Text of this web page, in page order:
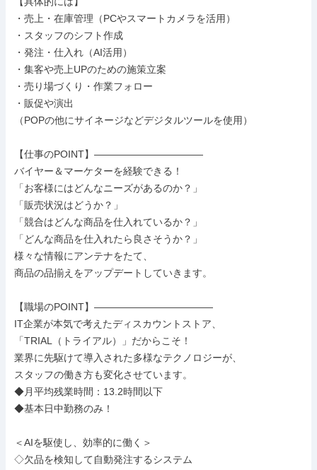
・売上・在庫管理（PCやスマートカメラを活用）
・スタッフのシフト作成
・発注・仕入れ（AI活用）
・集客や売上UPのための施策立案
・売り場づくり・作業フォロー
・販促や演出
（POPの他にサイネージなどデジタルツールを使用）
【仕事のPOINT】―――――――――――
バイヤー＆マーケターを経験できる！
「お客様にはどんなニーズがあるのか？」
「販売状況はどうか？」
「競合はどんな商品を仕入れているか？」
「どんな商品を仕入れたら良さそうか？」
様々な情報にアンテナをたて、
商品の品揃えをアップデートしていきます。
【職場のPOINT】――――――――――――
IT企業が本気で考えたディスカウントストア、
「TRIAL（トライアル）」だからこそ！
業界に先駆けて導入された多様なテクノロジーが、
スタッフの働き方も変化させています。
◆月平均残業時間：13.2時間以下
◆基本日中勤務のみ！
＜AIを駆使し、効率的に働く＞
◇欠品を検知して自動発注するシステム